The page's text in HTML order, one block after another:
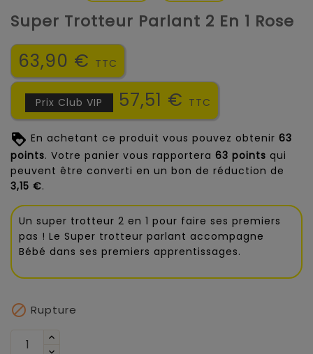
Super Trotteur Parlant 2 En 1 Rose
63,90 € TTC
Prix Club VIP 57,51 € TTC
En achetant ce produit vous pouvez obtenir 63
points. Votre panier vous rapportera 63 points qui
peuvent être converti en un bon de réduction de
3,15 €.
Un super trotteur 2 en 1 pour faire ses premiers
pas ! Le Super trotteur parlant accompagne
Bébé dans ses premiers apprentissages.
 Rupture